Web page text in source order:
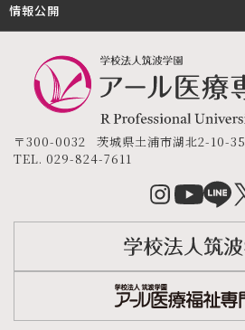
情報公開
〒300-0032 茨城県土浦市湖北2-10-35
TEL. 029-824-7611